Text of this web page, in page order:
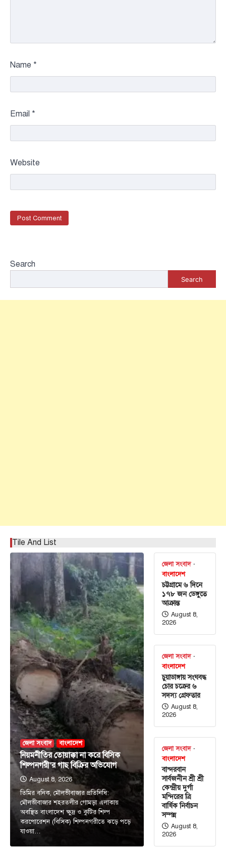
Name *
Email *
Website
Search
Search
Tile And List
জেলা সংবাদ বাংলাদেশ
নিয়মনীতির তোয়াক্কা না করে বিসিক
শিল্পনগরী’র গাছ বিক্রির অভিযোগ
August 8, 2026
তিমির বনিক, মৌলভীবাজার প্রতিনিধি:
মৌলভীবাজার শহরতলীর গোমড়া এলাকায়
অবস্থিত বাংলাদেশ ক্ষুদ্র ও কুটির শিল্প
করপোরেশন (বিসিক) শিল্পনগরীতে ঝড়ে পড়ে
যাওয়া…
জেলা সংবাদ
বাংলাদেশ
চট্টগ্রামে ৬ দিনে
১৭৮ জন ডেঙ্গুতে
আক্রান্ত
August 8,
2026
জেলা সংবাদ
বাংলাদেশ
চুয়াডাঙ্গায় সংঘবদ্ধ
চোর চক্রের ৬
সদস্য গ্রেফতার
August 8,
2026
জেলা সংবাদ
বাংলাদেশ
বান্দরবান
সার্বজনীন শ্রী শ্রী
কেন্দ্রীয় দুর্গা
মন্দিরের ত্রি
বার্ষিক নির্বাচন
সম্পন্ন
August 8,
2026
সৌদি, তুরস্ক ও পাকিস্তানের মধ্যে প্রতিরক্ষা চুক্তি